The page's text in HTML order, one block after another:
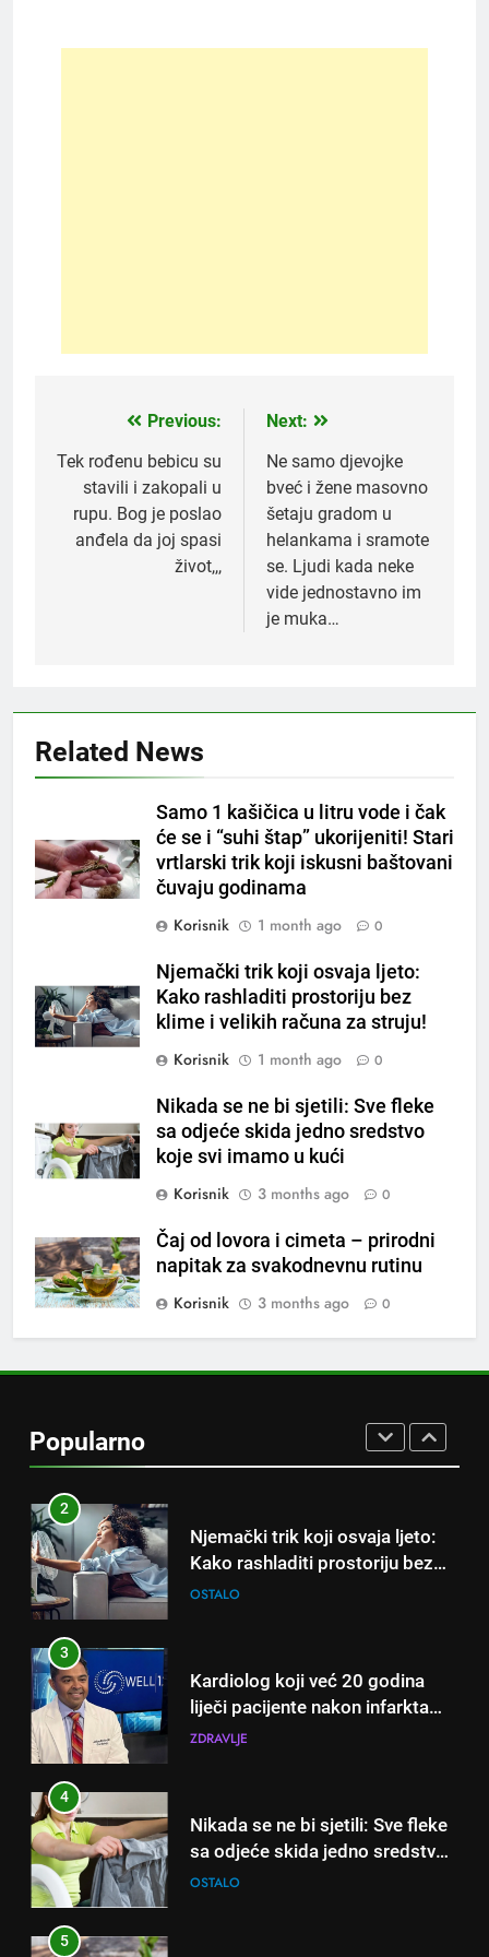
navigation
Previous:
Tek rođenu bebicu su
stavili i zakopali u
rupu. Bog je poslao
anđela da joj spasi
život,,,
Next:
Ne samo djevojke
bveć i žene masovno
šetaju gradom u
helankama i sramote
se. Ljudi kada neke
vide jednostavno im
je muka…
Related News
Samo 1 kašičica u litru vode i čak
će se i “suhi štap” ukorijeniti! Stari
vrtlarski trik koji iskusni baštovani
čuvaju godinama
Korisnik
1 month ago 0
Njemački trik koji osvaja ljeto:
Kako rashladiti prostoriju bez
klime i velikih računa za struju!
Korisnik
1 month ago 0
Nikada se ne bi sjetili: Sve fleke
sa odjeće skida jedno sredstvo
koje svi imamo u kući
Korisnik
3 months ago 0
Čaj od lovora i cimeta – prirodni
napitak za svakodnevnu rutinu
Korisnik
3 months ago 0
Popularno
Čaj od lovora i cimeta – prirodni
napitak za svakodnevnu rutinu
OSTALO
ČISTAČ JETRE: Uzmite gutljaj
na prazan stomak i crijeva će
raditi kao sat, zaboravit ćete na
OSTALO
Tračevi su njihova glavna
preokupacija: Ljudi rođeni u ova
tri znaka najviše vole ogovarati
OSTALO
Piće od smreke – prirodni
napitak koji se često spominje
kod šećerne bolesti
OSTALO
čak će se i “suhi štap”
ukorijeniti! Stari vrtlarski trik koji
iskusni baštovani čuvaju
2
Njemački trik koji osvaja ljeto:
Kako rashladiti prostoriju bez
klime i velikih računa za struju!
OSTALO
3
Kardiolog koji već 20 godina
liječi pacijente nakon infarkta
otkrio: Ove 4 jutarnje navike
ZDRAVLJE
4
Nikada se ne bi sjetili: Sve fleke
sa odjeće skida jedno sredstvo
koje svi imamo u kući
OSTALO
5